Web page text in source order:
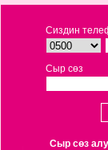
Сиздин
Сыр сөз
Сыр сөз